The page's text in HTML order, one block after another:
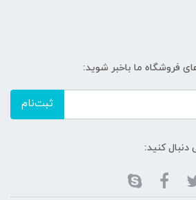
فروشگاه ما باخبر شوید:
ثبت‌نام
دنبال کنید: